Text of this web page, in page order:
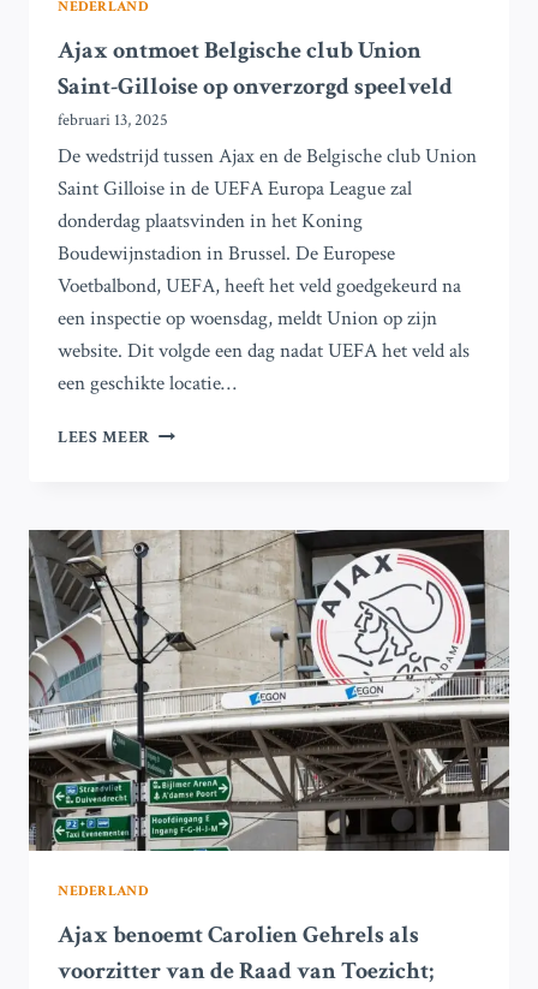
NEDERLAND
Ajax ontmoet Belgische club Union
Saint-Gilloise op onverzorgd speelveld
februari 13, 2025
De wedstrijd tussen Ajax en de Belgische club Union
Saint Gilloise in de UEFA Europa League zal
donderdag plaatsvinden in het Koning
Boudewijnstadion in Brussel. De Europese
Voetbalbond, UEFA, heeft het veld goedgekeurd na
een inspectie op woensdag, meldt Union op zijn
website. Dit volgde een dag nadat UEFA het veld als
een geschikte locatie…
LEES MEER AJAX
UNION
SAINT-
GILLOISE
OP
ONVERZORGD
SPEELVELD
NEDERLAND
Ajax benoemt Carolien Gehrels als
voorzitter van de Raad van Toezicht;